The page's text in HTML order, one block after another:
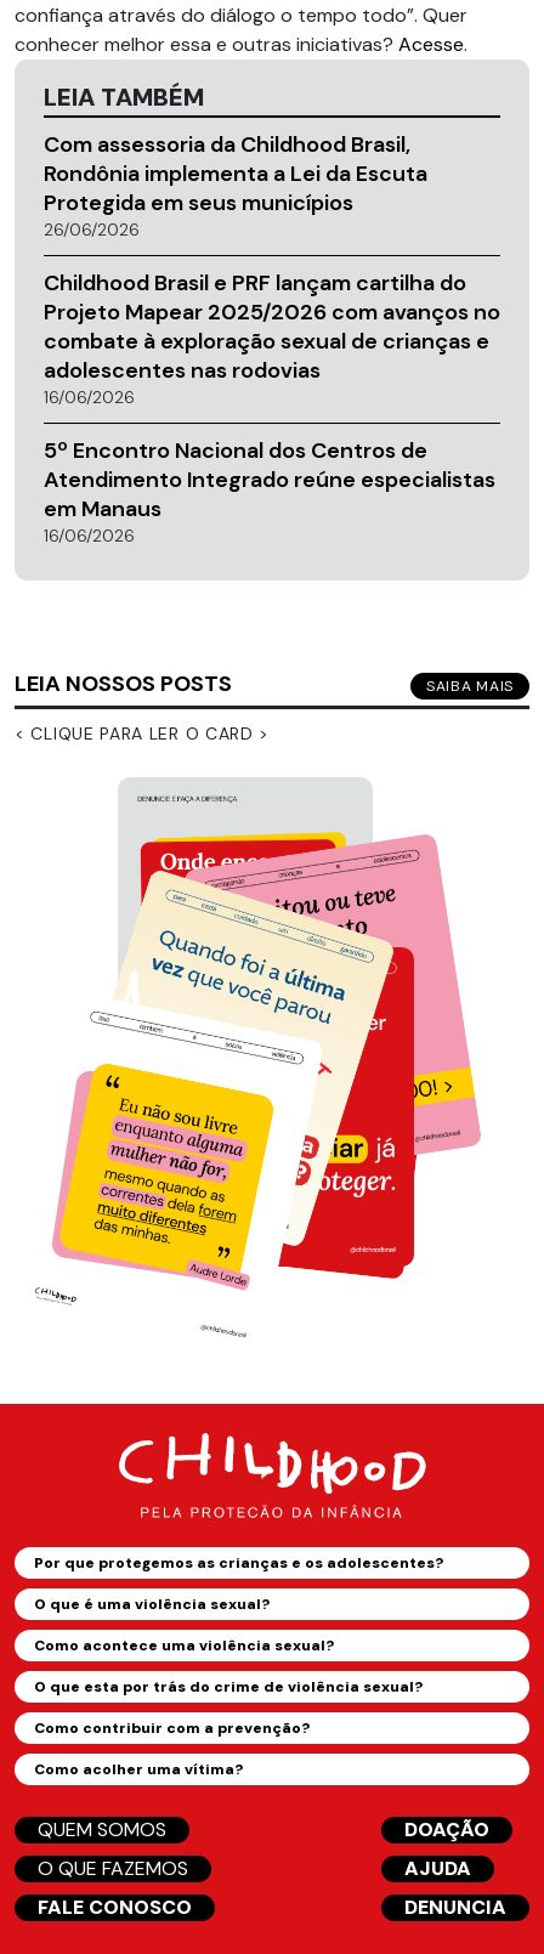
confiança através do diálogo o tempo todo”. Quer
conhecer melhor essa e outras iniciativas? Acesse.
LEIA TAMBÉM
Com assessoria da Childhood Brasil,
Rondônia implementa a Lei da Escuta
Protegida em seus municípios
26/06/2026
Childhood Brasil e PRF lançam cartilha do
Projeto Mapear 2025/2026 com avanços no
combate à exploração sexual de crianças e
adolescentes nas rodovias
16/06/2026
5º Encontro Nacional dos Centros de
Atendimento Integrado reúne especialistas
em Manaus
16/06/2026
LEIA NOSSOS POSTS SAIBA MAIS
< CLIQUE PARA LER O CARD >
Por que protegemos as crianças e os adolescentes?
O que é uma violência sexual?
Como acontece uma violência sexual?
O que esta por trás do crime de violência sexual?
Como contribuir com a prevenção?
Como acolher uma vítima?
QUEM SOMOS
O QUE FAZEMOS
FALE CONOSCO
DOAÇÃO
AJUDA
DENUNCIA